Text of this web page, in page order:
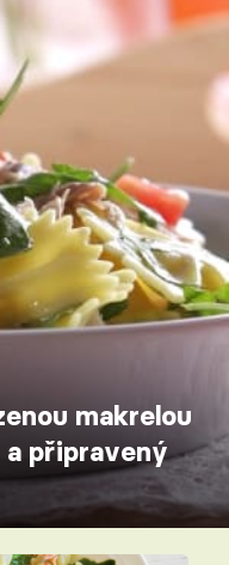
makrelou
připravený